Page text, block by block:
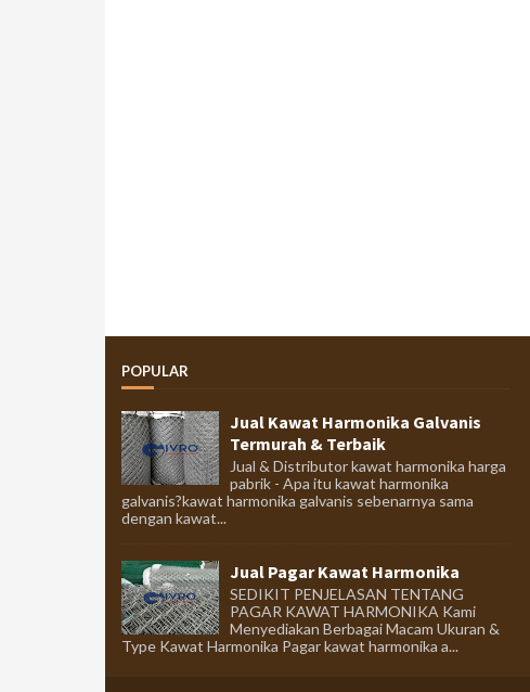
POPULAR
Jual Kawat Harmonika Galvanis
Termurah & Terbaik
Jual & Distributor kawat harmonika harga
pabrik - Apa itu kawat harmonika
galvanis?kawat harmonika galvanis sebenarnya sama
dengan kawat...
Jual Pagar Kawat Harmonika
SEDIKIT PENJELASAN TENTANG
PAGAR KAWAT HARMONIKA Kami
Menyediakan Berbagai Macam Ukuran &
Type Kawat Harmonika Pagar kawat harmonika a...